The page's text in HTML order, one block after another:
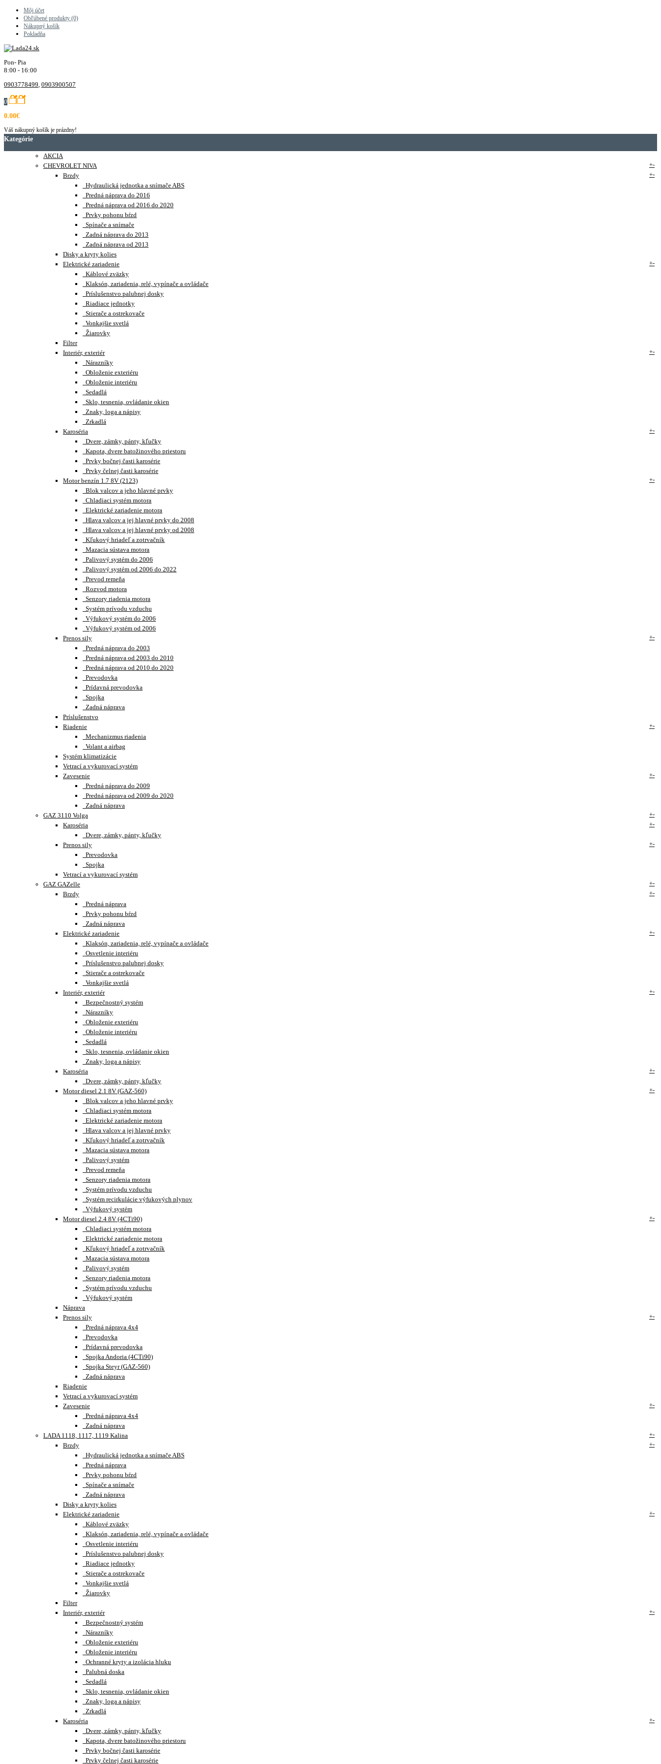
Môj účet
Obľúbené produkty (0)
Nákupný košík
Pokladňa
Pon- Pia
8:00 - 16:00
0903778499, 0903900507
0
0.00€
Váš nákupný košík je prázdny!
Kategórie
AKCIA
CHEVROLET NIVA
+-
Brzdy
+-
Hydraulická jednotka a snímače ABS
Predná náprava do 2016
Predná náprava od 2016 do 2020
Prvky pohonu bŕzd
Spínače a snímače
Zadná náprava do 2013
Zadná náprava od 2013
Disky a kryty kolies
Elektrické zariadenie
+-
Káblové zväzky
Klaksón, zariadenia, relé, vypínače a ovládače
Príslušenstvo palubnej dosky
Riadiace jednotky
Stierače a ostrekovače
Vonkajšie svetlá
Žiarovky
Filter
Interiér, exteriér
+-
Nárazníky
Obloženie exteriéru
Obloženie interiéru
Sedadlá
Sklo, tesnenia, ovládanie okien
Znaky, loga a nápisy
Zrkadlá
Karoséria
+-
Dvere, zámky, pánty, kľučky
Kapota, dvere batožinového priestoru
Prvky bočnej časti karosérie
Prvky čelnej časti karosérie
Motor benzín 1.7 8V (2123)
+-
Blok valcov a jeho hlavné prvky
Chladiaci systém motora
Elektrické zariadenie motora
Hlava valcov a jej hlavné prvky do 2008
Hlava valcov a jej hlavné prvky od 2008
Kľukový hriadeľ a zotrvačník
Mazacia sústava motora
Palivový systém do 2006
Palivový systém od 2006 do 2022
Prevod remeňa
Rozvod motora
Senzory riadenia motora
Systém prívodu vzduchu
Výfukový systém do 2006
Výfukový systém od 2006
Prenos sily
+-
Predná náprava do 2003
Predná náprava od 2003 do 2010
Predná náprava od 2010 do 2020
Prevodovka
Prídavná prevodovka
Spojka
Zadná náprava
Príslušenstvo
Riadenie
+-
Mechanizmus riadenia
Volant a airbag
Systém klimatizácie
Vetrací a vykurovací systém
Zavesenie
+-
Predná náprava do 2009
Predná náprava od 2009 do 2020
Zadná náprava
GAZ 3110 Volga
+-
Karoséria
+-
Dvere, zámky, pánty, kľučky
Prenos sily
+-
Prevodovka
Spojka
Vetrací a vykurovací systém
GAZ GAZelle
+-
Brzdy
+-
Predná náprava
Prvky pohonu bŕzd
Zadná náprava
Elektrické zariadenie
+-
Klaksón, zariadenia, relé, vypínače a ovládače
Osvetlenie interiéru
Príslušenstvo palubnej dosky
Stierače a ostrekovače
Vonkajšie svetlá
Interiér, exteriér
+-
Bezpečnostný systém
Nárazníky
Obloženie exteriéru
Obloženie interiéru
Sedadlá
Sklo, tesnenia, ovládanie okien
Znaky, loga a nápisy
Karoséria
+-
Dvere, zámky, pánty, kľučky
Motor diesel 2.1 8V (GAZ-560)
+-
Blok valcov a jeho hlavné prvky
Chladiaci systém motora
Elektrické zariadenie motora
Hlava valcov a jej hlavné prvky
Kľukový hriadeľ a zotrvačník
Mazacia sústava motora
Palivový systém
Prevod remeňa
Senzory riadenia motora
Systém prívodu vzduchu
Systém recirkulácie výfukových plynov
Výfukový systém
Motor diesel 2.4 8V (4CTi90)
+-
Chladiaci systém motora
Elektrické zariadenie motora
Kľukový hriadeľ a zotrvačník
Mazacia sústava motora
Palivový systém
Senzory riadenia motora
Systém prívodu vzduchu
Výfukový systém
Náprava
Prenos sily
+-
Predná náprava 4x4
Prevodovka
Prídavná prevodovka
Spojka Andoria (4CTi90)
Spojka Steyr (GAZ-560)
Zadná náprava
Riadenie
Vetrací a vykurovací systém
Zavesenie
+-
Predná náprava 4x4
Zadná náprava
LADA 1118, 1117, 1119 Kalina
+-
Brzdy
+-
Hydraulická jednotka a snímače ABS
Predná náprava
Prvky pohonu bŕzd
Spínače a snímače
Zadná náprava
Disky a kryty kolies
Elektrické zariadenie
+-
Káblové zväzky
Klaksón, zariadenia, relé, vypínače a ovládače
Osvetlenie interiéru
Príslušenstvo palubnej dosky
Riadiace jednotky
Stierače a ostrekovače
Vonkajšie svetlá
Žiarovky
Filter
Interiér, exteriér
+-
Bezpečnostný systém
Nárazníky
Obloženie exteriéru
Obloženie interiéru
Ochranné kryty a izolácia hluku
Palubná doska
Sedadlá
Sklo, tesnenia, ovládanie okien
Znaky, loga a nápisy
Zrkadlá
Karoséria
+-
Dvere, zámky, pánty, kľučky
Kapota, dvere batožinového priestoru
Prvky bočnej časti karosérie
Prvky čelnej časti karosérie